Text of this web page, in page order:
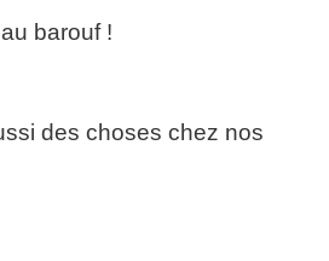
barouf !
des choses chez nos